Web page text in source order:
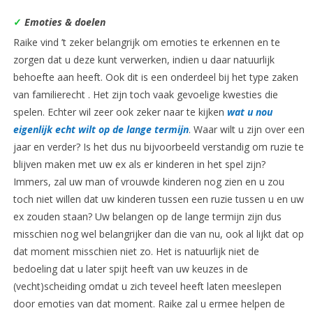
✓ Emoties & doelen
Raike vind ’t zeker belangrijk om emoties te erkennen en te
zorgen dat u deze kunt verwerken, indien u daar natuurlijk
behoefte aan heeft. Ook dit is een onderdeel bij het type zaken
van familierecht . Het zijn toch vaak gevoelige kwesties die
spelen. Echter wil zeer ook zeker naar te kijken wat u nou
eigenlijk echt wilt op de lange termijn. Waar wilt u zijn over een
jaar en verder? Is het dus nu bijvoorbeeld verstandig om ruzie te
blijven maken met uw ex als er kinderen in het spel zijn?
Immers, zal uw man of vrouwde kinderen nog zien en u zou
toch niet willen dat uw kinderen tussen een ruzie tussen u en uw
ex zouden staan? Uw belangen op de lange termijn zijn dus
misschien nog wel belangrijker dan die van nu, ook al lijkt dat op
dat moment misschien niet zo. Het is natuurlijk niet de
bedoeling dat u later spijt heeft van uw keuzes in de
(vecht)scheiding omdat u zich teveel heeft laten meeslepen
door emoties van dat moment. Raike zal u ermee helpen de